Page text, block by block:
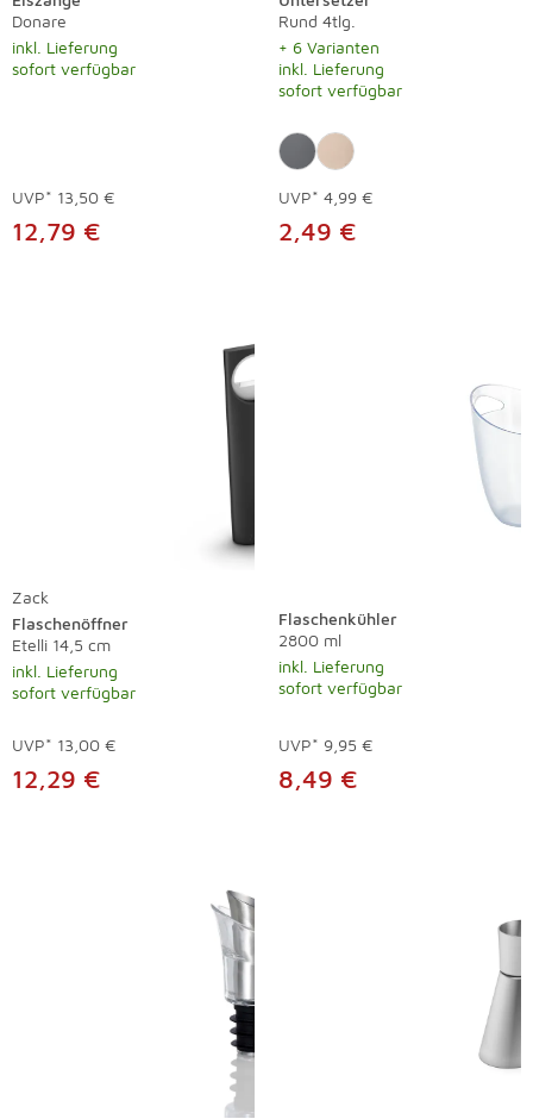
Donare
inkl. Lieferung
sofort verfügbar
UVP* 13,50 €
12,79 €
Rund 4tlg.
+ 6 Varianten
inkl. Lieferung
sofort verfügbar
UVP* 4,99 €
2,49 €
Zack
Flaschenöffner
Etelli 14,5 cm
inkl. Lieferung
sofort verfügbar
UVP* 13,00 €
12,29 €
Flaschenkühler
2800 ml
inkl. Lieferung
sofort verfügbar
UVP* 9,95 €
8,49 €